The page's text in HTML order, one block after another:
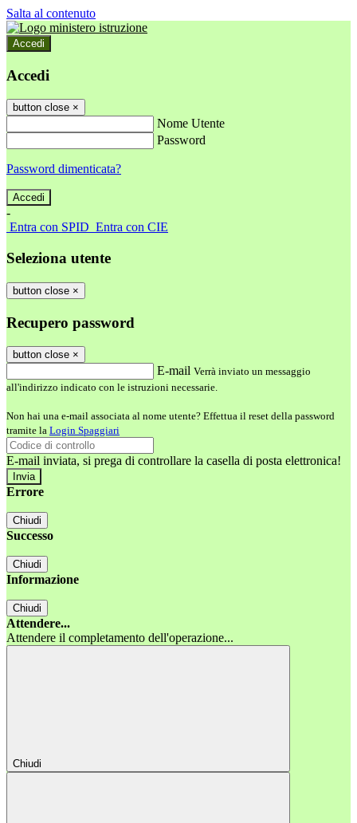
Salta al contenuto
Accedi
Accedi
button close ×
Nome Utente
Password
Password dimenticata?
-
Entra con SPID Entra con CIE
Seleziona utente
button close ×
Recupero password
button close ×
E-mail Verrà inviato un messaggio
all'indirizzo indicato con le istruzioni necessarie.
Non hai una e-mail associata al nome utente? Effettua il reset della password
tramite la Login Spaggiari
E-mail inviata, si prega di controllare la casella di posta elettronica!
Errore
Chiudi
Successo
Chiudi
Informazione
Chiudi
Attendere...
Attendere il completamento dell'operazione...
Chiudi